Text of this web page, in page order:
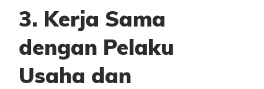
3. Kerja Sama
dengan Pelaku
Usaha dan